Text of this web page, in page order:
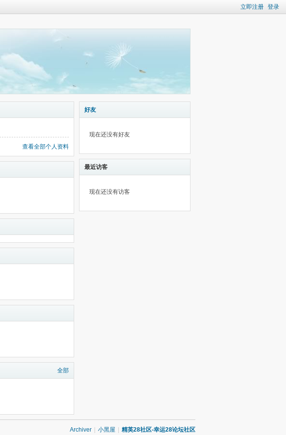
立即注册 登录
查看全部个人资料
全部
好友
现在还没有好友
最近访客
现在还没有访客
Archiver 小黑屋 精英28社区-幸运28论坛社区